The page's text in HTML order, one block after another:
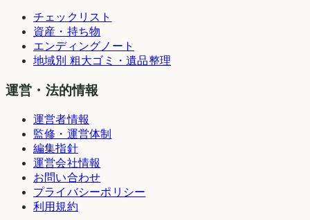
チェックリスト
資産・持ち物
エンディングノート
地域別 粗大ゴミ・遺品整理
運営・法的情報
運営者情報
監修・運営体制
編集指針
運営会社情報
お問い合わせ
プライバシーポリシー
利用規約